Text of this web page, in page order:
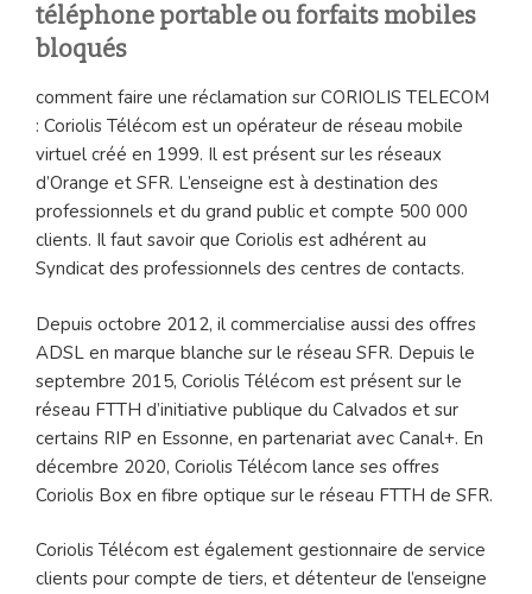
téléphone portable ou forfaits mobiles
bloqués
comment faire une réclamation sur CORIOLIS TELECOM
: Coriolis Télécom est un opérateur de réseau mobile
virtuel créé en 1999. Il est présent sur les réseaux
d’Orange et SFR. L’enseigne est à destination des
professionnels et du grand public et compte 500 000
clients. Il faut savoir que Coriolis est adhérent au
Syndicat des professionnels des centres de contacts.
Depuis octobre 2012, il commercialise aussi des offres
ADSL en marque blanche sur le réseau SFR. Depuis le
septembre 2015, Coriolis Télécom est présent sur le
réseau FTTH d’initiative publique du Calvados et sur
certains RIP en Essonne, en partenariat avec Canal+. En
décembre 2020, Coriolis Télécom lance ses offres
Coriolis Box en fibre optique sur le réseau FTTH de SFR.
Coriolis Télécom est également gestionnaire de service
clients pour compte de tiers, et détenteur de l’enseigne